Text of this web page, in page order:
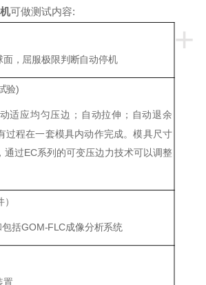
可做测试内容:
+
面，屈服极限判断自动停机
验)
适应均匀压边；自动拉伸；自动退余
过程在一套模具内动作完成。模具尺寸
通过EC系列的可变压边力技术可以调整
括GOM-FLC成像分析系统
置